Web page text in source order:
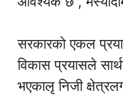
सरकारको एकल
विकास प्रयासले
भएकालृ निजी